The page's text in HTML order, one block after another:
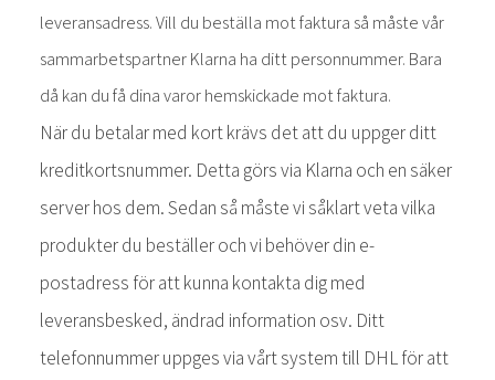
leveransadress. Vill du beställa mot faktura så måste vår
sammarbetspartner Klarna ha ditt personnummer. Bara
då kan du få dina varor hemskickade mot faktura.
När du betalar med kort krävs det att du uppger ditt
kreditkortsnummer. Detta görs via Klarna och en säker
server hos dem. Sedan så måste vi såklart veta vilka
produkter du beställer och vi behöver din e-
postadress för att kunna kontakta dig med
leveransbesked, ändrad information osv. Ditt
telefonnummer uppges via vårt system till DHL för att